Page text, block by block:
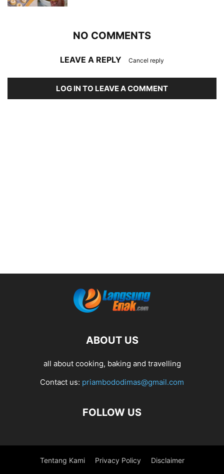
NO COMMENTS
LEAVE A REPLY Cancel reply
LOG IN TO LEAVE A COMMENT
ABOUT US
all about cooking, baking and travelling
Contact us: priambododimas@gmail.com
FOLLOW US
Tentang Kami Privacy Policy Disclaimer